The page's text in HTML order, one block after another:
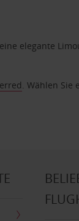
elegante
. Wählen Sie